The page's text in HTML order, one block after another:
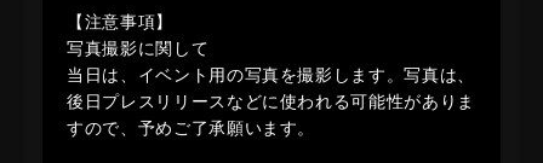
【注意事項】
写真撮影に関して
当日は、イベント用の写真を撮影します。写真は、
後日プレスリリースなどに使われる可能性がありま
すので、予めご了承願います。